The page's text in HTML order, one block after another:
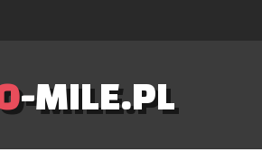
-MILE.PL